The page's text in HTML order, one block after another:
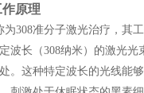
原理
为308准分子激光治疗，其
波长（308纳米）的激光光
。这种特定波长的光线能